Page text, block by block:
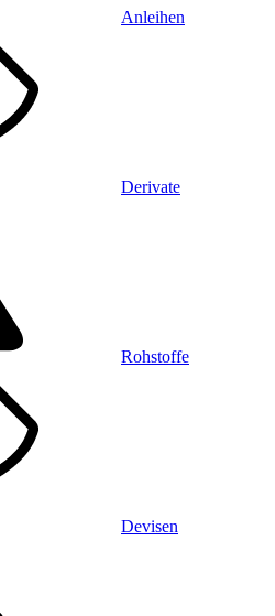
Anleihen
Derivate
Rohstoffe
Devisen